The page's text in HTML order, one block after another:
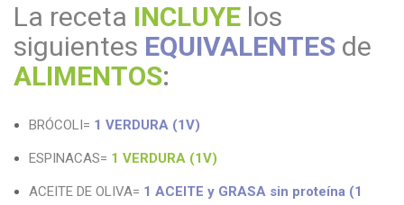
La receta INCLUYE los
siguientes EQUIVALENTES de
ALIMENTOS:
BRÓCOLI= 1 VERDURA (1V)
ESPINACAS= 1 VERDURA (1V)
ACEITE DE OLIVA= 1 ACEITE y GRASA sin proteína (1